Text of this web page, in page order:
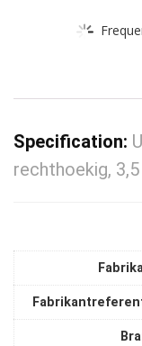
Specification:
rechthoekig,